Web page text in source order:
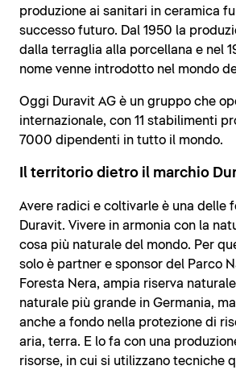
produzione ai sanitari in ceramica
successo futuro. Dal 1950 la
dalla terraglia alla porcellana e nel
nome venne introdotto nel mondo
Oggi Duravit AG è un gruppo che
internazionale, con 11 stabilimenti
7000 dipendenti in tutto il mondo.
Il territorio dietro il marchio
Avere radici e coltivarle è una delle
Duravit. Vivere in armonia con la
cosa più naturale del mondo. Per
solo è partner e sponsor del Parco
Foresta Nera, ampia riserva
naturale più grande in Germania,
anche a fondo nella protezione di
aria, terra. E lo fa con una
risorse, in cui si utilizzano tecniche